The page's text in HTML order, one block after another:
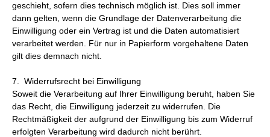
geschieht, sofern dies technisch möglich ist. Dies soll immer
dann gelten, wenn die Grundlage der Datenverarbeitung die
Einwilligung oder ein Vertrag ist und die Daten automatisiert
verarbeitet werden. Für nur in Papierform vorgehaltene Daten
gilt dies demnach nicht.
7. Widerrufsrecht bei Einwilligung
Soweit die Verarbeitung auf Ihrer Einwilligung beruht, haben Sie
das Recht, die Einwilligung jederzeit zu widerrufen. Die
Rechtmäßigkeit der aufgrund der Einwilligung bis zum Widerruf
erfolgten Verarbeitung wird dadurch nicht berührt.